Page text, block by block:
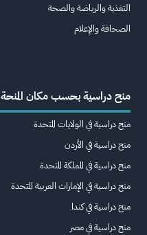
التغذية والرياضة والصحة
الصحافة والإعلام
منح دراسية بحسب مكان المنحة
منح دراسية في الولايات المتحدة
منح دراسية في الأردن
منح دراسية في المملكة المتحدة
منح دراسية في الإمارات العربية المتحدة
منح دراسية في كندا
منح دراسية في مصر